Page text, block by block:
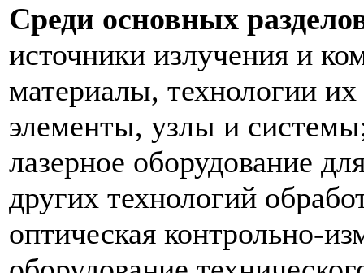
Среди основных
источники излучения и
материалы, технологии
элементы, узлы и
лазерное оборудование
других технологий
оптическая контрольно-